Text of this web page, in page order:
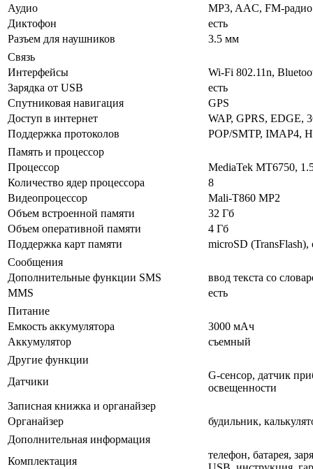
Аудио
MP3, AAC, FM-радио
Диктофон
есть
Разъем для наушников
3.5 мм
Связь
Интерфейсы
Wi-Fi 802.11n,
Зарядка от USB
есть
Спутниковая навигация
GPS
Доступ в интернет
WAP, GPRS, EDGE,
Поддержка протоколов
POP/SMTP, IMAP4,
Память и процессор
Процессор
MediaTek MT6750,
Количество ядер процессора
8
Видеопроцессор
Mali-T860 MP2
Объем встроенной памяти
32 Гб
Объем оперативной памяти
4 Гб
Поддержка карт памяти
microSD
Сообщения
Дополнительные функции SMS
ввод текста со
MMS
есть
Питание
Емкость аккумулятора
3000 мАч
Аккумулятор
съемный
Другие функции
Датчики
G-сенсор, датчик
освещенности
Записная книжка и органайзер
Органайзер
будильник,
Дополнительная информация
Комплектация
телефон, батарея,